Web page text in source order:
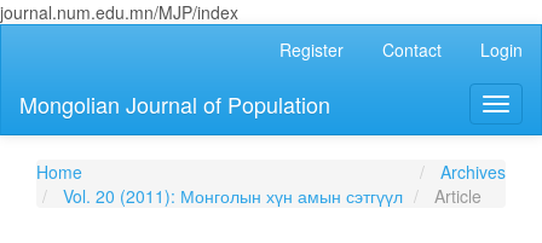
journal.num.edu.mn/MJP/index
Content
Sidebar
Register Contact Login
Mongolian Journal of Population
Home
Archives
Vol. 20 (2011): Монголын хүн амын сэтгүүл
Article